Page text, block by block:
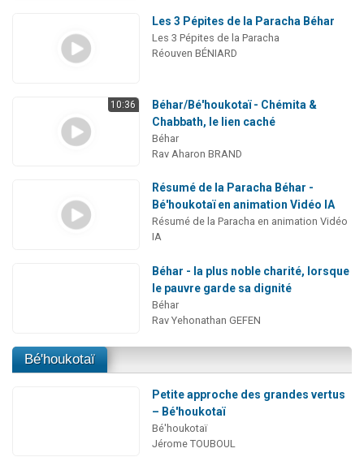
Les 3 Pépites de la Paracha Béhar
Les 3 Pépites de la Paracha
Réouven BÉNIARD
10:36
Béhar/Bé'houkotaï - Chémita &
Chabbath, le lien caché
Béhar
Rav Aharon BRAND
Résumé de la Paracha Béhar -
Bé'houkotaï en animation Vidéo IA
Résumé de la Paracha en animation Vidéo
IA
Béhar - la plus noble charité, lorsque
le pauvre garde sa dignité
Béhar
Rav Yehonathan GEFEN
Bé'houkotaï
Petite approche des grandes vertus
– Bé'houkotaï
Bé'houkotaï
Jérome TOUBOUL